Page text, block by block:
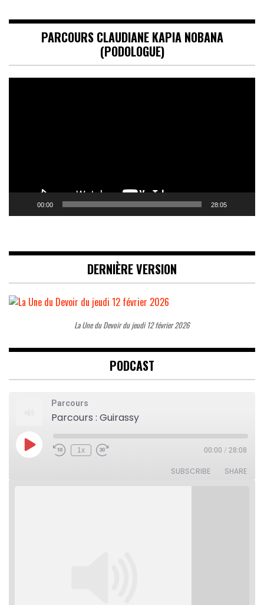
PARCOURS CLAUDIANE KAPIA NOBANA
(PODOLOGUE)
00:00 28:05
DERNIÈRE VERSION
La Une du Devoir du jeudi 12 février 2026
PODCAST
Parcours
Parcours : Guirassy
Play
Episode
Rewind
1x
Fast
00:00 / 28:08
SUBSCRIBE SHARE